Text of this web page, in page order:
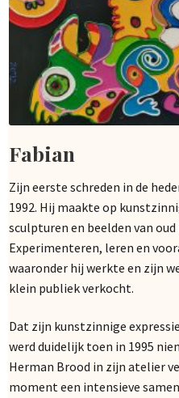
Fabian
Zijn eerste schreden in de
1992. Hij maakte op
sculpturen en beelden van
Experimenteren, leren en
waaronder hij werkte en zijn
klein publiek verkocht.
Dat zijn kunstzinnige
werd duidelijk toen in 1995
Herman Brood in zijn atelier
moment een intensieve